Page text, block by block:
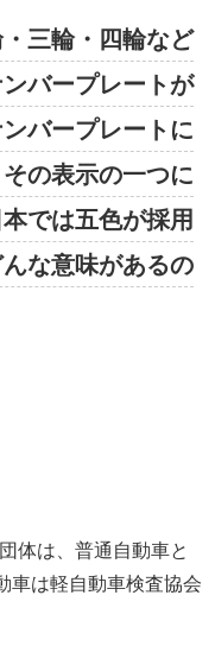
三輪・四輪など
バープレートが
バープレートに
の表示の一つに
では五色が採用
な意味があるの
体は、普通自動車と
車は軽自動車検査協会